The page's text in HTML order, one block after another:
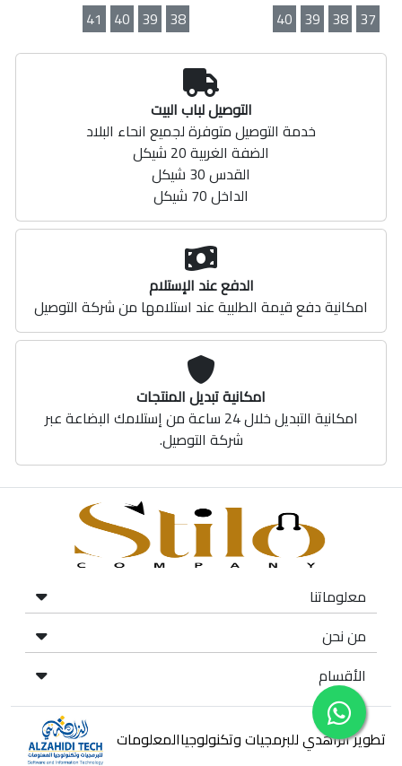
37
38
39
40
38
39
40
41
التوصيل لباب البيت
خدمة التوصيل متوفرة لجميع انحاء البلاد
الضفة الغربية 20 شيكل
القدس 30 شيكل
الداخل 70 شيكل
الدفع عند الإستلام
امكانية دفع قيمة الطلبية عند استلامها من شركة التوصيل
امكانية تبديل المنتجات
امكانية التبديل خلال 24 ساعة من إستلامك البضاعة عبر
شركة التوصيل.
معلوماتنا
من نحن
الأقسام
تطوير الزاهدي للبرمجيات وتكنولوجياالمعلومات